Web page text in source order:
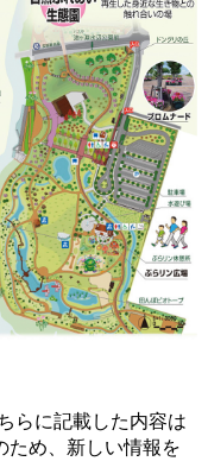
らに記載した内容は
ため、新しい情報を